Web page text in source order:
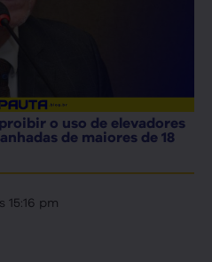
o uso de elevadores
de maiores de 18
15:16 pm